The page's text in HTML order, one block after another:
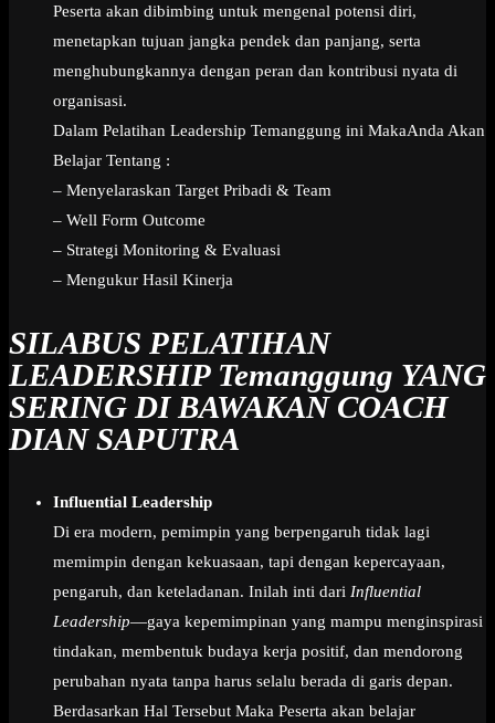
Peserta akan dibimbing untuk mengenal potensi diri,
menetapkan tujuan jangka pendek dan panjang, serta
menghubungkannya dengan peran dan kontribusi nyata di
organisasi.
Dalam Pelatihan Leadership Temanggung ini MakaAnda Akan
Belajar Tentang :
– Menyelaraskan Target Pribadi & Team
– Well Form Outcome
– Strategi Monitoring & Evaluasi
– Mengukur Hasil Kinerja
SILABUS PELATIHAN
LEADERSHIP Temanggung YANG
SERING DI BAWAKAN COACH
DIAN SAPUTRA
Influential Leadership
Di era modern, pemimpin yang berpengaruh tidak lagi
memimpin dengan kekuasaan, tapi dengan kepercayaan,
pengaruh, dan keteladanan. Inilah inti dari Influential
Leadership—gaya kepemimpinan yang mampu menginspirasi
tindakan, membentuk budaya kerja positif, dan mendorong
perubahan nyata tanpa harus selalu berada di garis depan.
Berdasarkan Hal Tersebut Maka Peserta akan belajar